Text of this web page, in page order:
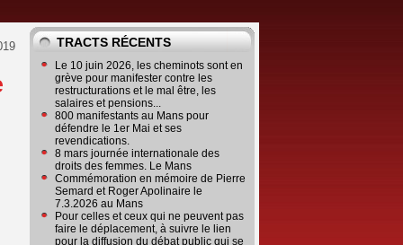
TRACTS RÉCENTS
Le 10 juin 2026, les cheminots sont en
grève pour manifester contre les
restructurations et le mal être, les
salaires et pensions...
800 manifestants au Mans pour
défendre le 1er Mai et ses
revendications.
8 mars journée internationale des
droits des femmes. Le Mans
Commémoration en mémoire de Pierre
Semard et Roger Apolinaire le
7.3.2026 au Mans
Pour celles et ceux qui ne peuvent pas
faire le déplacement, à suivre le lien
pour la diffusion du débat public qui se